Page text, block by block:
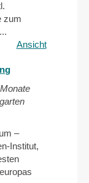
zum
Ansicht
–
Institut,